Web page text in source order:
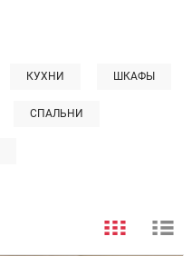
КУХНИ ШКАФЫ
СПАЛЬНИ